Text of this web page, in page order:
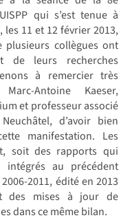
qui s’est tenue à
les 11 et 12 février 2013,
collègues ont
de leurs recherches
à remercier très
Marc-Antoine Kaeser,
et professeur associé
d’avoir bien
manifestation. Les
soit des rapports qui
intégrés au précédent
2011, édité en 2013
des mises à jour de
dans ce même bilan.